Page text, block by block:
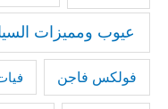
عيوب ومميزات
فولكس فاجن